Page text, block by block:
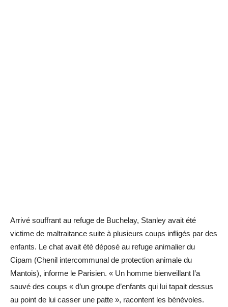
Arrivé souffrant au refuge de Buchelay, Stanley avait été
victime de maltraitance suite à plusieurs coups infligés par des
enfants. Le chat avait été déposé au refuge animalier du
Cipam (Chenil intercommunal de protection animale du
Mantois), informe le Parisien. « Un homme bienveillant l’a
sauvé des coups « d’un groupe d’enfants qui lui tapait dessus
au point de lui casser une patte », racontent les bénévoles.